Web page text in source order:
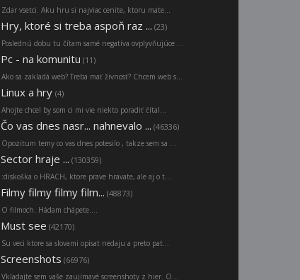
Zdar vsetci. Aku hru si najviac cenite, ktoru mate...
Hry, ktoré si treba aspoň raz ... (23)
Poslednú dobu tu čítam samé negatíva ovplyvňujúce ...
Pc - na komunitu (11)
Ako sa zakladá web? Treba mať živnosť? Chcem web s...
Linux a hry (4)
Ahojte chcel by som ci mi vie niekto poradiť čítal...
Čo vas dnes nasr... nahnevalo ... (46336)
Opozitum temy co vas dnes potesilo , takze sem sa ...
Sector hraje ... (130359)
:diskoška o HRACH, ktore prave hravate, ale aj o t...
Filmy filmy filmy film... (48873)
O filmoch. Hádam chápete....
Must see (42170)
Su veci ktore sa slovami opisat nedaju a preto pat...
Screenshots (66976)
Vkladajte sem vaše zaujímavé screenshoty z hier. O...